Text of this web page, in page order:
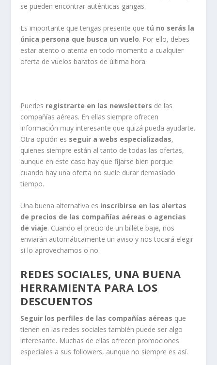
se pueden encontrar auténticas gangas.
Es importante que tengas presente que tú no serás la
única persona que busca un vuelo. Por ello, debes
estar atento o atenta en todo momento a cualquier
oferta de vuelos baratos de última hora.
Puedes registrarte en las newsletters de las
compañías aéreas. En ellas siempre ofrecen
información muy interesante que quizá pueda ayudarte.
Otra opción es seguir a webs especializadas,
quienes siempre están al tanto de todas las ofertas,
aunque en este caso hay que fijarse bien porque
cuando hay una oferta no suele durar demasiado
tiempo.
Una buena alternativa es inscribirse en las alertas
de precios de las compañías aéreas o agencias
de viaje. Cuando el precio de un billete baje, nos
enviarán automáticamente un aviso y nos tocará elegir
si lo aprovechamos o no.
REDES SOCIALES, UNA BUENA
HERRAMIENTA PARA LOS
DESCUENTOS
Seguir los perfiles de las compañías aéreas que
tienen en las redes sociales también puede ser algo
interesante. Muchas de ellas ofrecen promociones
especiales a sus followers, aunque no siempre es así.